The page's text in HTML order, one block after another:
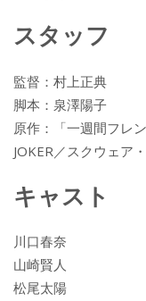
スタッフ
監督：村上正典
脚本：泉澤陽子
原作：「一週間フレ
JOKER／スクウェア
キャスト
川口春奈
山崎賢人
松尾太陽